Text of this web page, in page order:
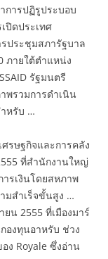
การปฏิรูประบอบ
ปิดประเทศ
ประชุมสภารัฐบาล
ภายใต้ตำแหน่ง
รัฐมนตรี
พรวมการดำเนิน
หรับ …
รษฐกิจและการคลัง
ที่สำนักงานใหญ่
รเงินโดยสหภาพ
มสำเร็จขั้นสูง …
น 2555 ที่เมืองมาร์
องทุนอาหรับ ช่วง
ง Royale ซึ่งอ่าน